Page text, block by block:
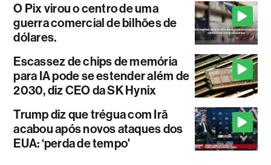
O Pix virou o centro de uma
guerra comercial de bilhões de
dólares.
Escassez de chips de memória
para IA pode se estender além de
2030, diz CEO da SK Hynix
Trump diz que trégua com Irã
acabou após novos ataques dos
EUA: ‘perda de tempo'